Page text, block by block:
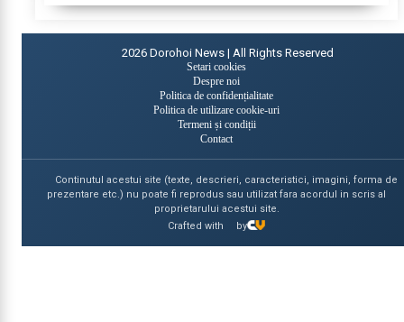
2026 Dorohoi News | All Rights Reserved
Setari cookies
Despre noi
Politica de confidențialitate
Politica de utilizare cookie-uri
Termeni și condiții
Contact
Continutul acestui site (texte, descrieri, caracteristici, imagini, forma de
prezentare etc.) nu poate fi reprodus sau utilizat fara acordul in scris al
proprietarului acestui site.
Crafted with
by